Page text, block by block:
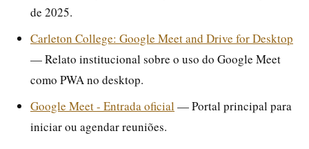
de 2025.
Carleton College: Google Meet and Drive for Desktop
— Relato institucional sobre o uso do Google Meet
como PWA no desktop.
Google Meet - Entrada oficial — Portal principal para
iniciar ou agendar reuniões.